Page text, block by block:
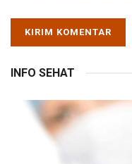
INFO SEHAT